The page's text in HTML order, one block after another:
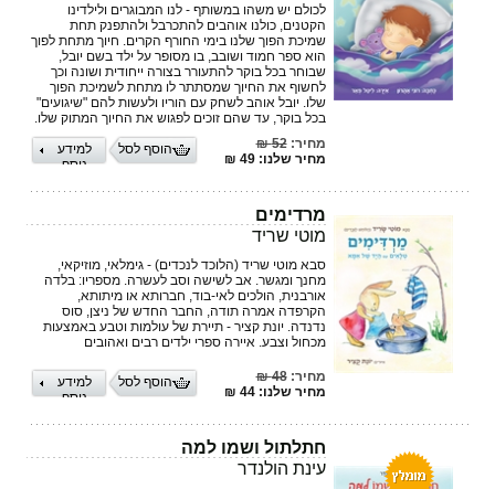
לכולם יש משהו במשותף - לנו המבוגרים ולילדינו
הקטנים, כולנו אוהבים להתכרבל ולהתפנק תחת
שמיכת הפוך שלנו בימי החורף הקרים. חיוך מתחת לפוך
הוא ספר חמוד ושובב, בו מסופר על ילד בשם יובל,
שבוחר בכל בוקר להתעורר בצורה ייחודית ושונה וכך
לחשוף את החיוך שמסתתר לו מתחת לשמיכת הפוך
שלו. יובל אוהב לשחק עם הוריו ולעשות להם "שיגועים"
בכל בוקר, עד שהם זוכים לפגוש את החיוך המתוק שלו.
מחיר:52 ₪
מחיר שלנו: 49 ₪
למידע
נוסף
הוסף לסל
מרדימים
מוטי שריד
סבא מוטי שריד (הלוכד לנכדים) - גימלאי, מוזיקאי,
מחנך ומגשר. אב לשישה וסב לעשרה. מספריו: בלדה
אורבנית, הולכים לאי-בוד, חברותא או מיתותא,
הקרפדה אמרה תודה, החבר החדש של ניצן, סוס
נדנדה. יונת קציר - תיירת של עולמות וטבע באמצעות
מכחול וצבע. איירה ספרי ילדים רבים ואהובים
מחיר:48 ₪
מחיר שלנו: 44 ₪
למידע
נוסף
הוסף לסל
חתלתול ושמו למה
עינת הולנדר